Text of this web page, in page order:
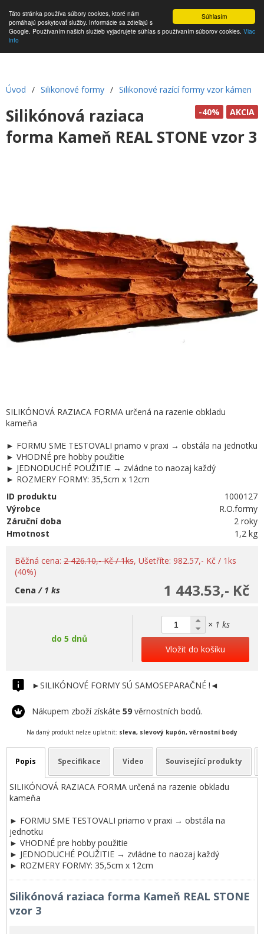
Súhlasím
Táto stránka používa súbory cookies, ktoré nám
pomáhajú poskytovať služby. Informácie sa zdieľajú s
Google. Používaním našich služieb vyjadrujete súhlas s používaním súborov cookies. Viac
info
Úvod / Silikonové formy / Silikonové razící formy vzor kámen
AKCIA
-40%
Silikónová raziaca
forma Kameň REAL STONE vzor 3
SILIKÓNOVÁ RAZIACA FORMA určená na razenie obkladu
kameňa
► FORMU SME TESTOVALI priamo v praxi → obstála na jednotku
► VHODNÉ pre hobby použitie
► JEDNODUCHÉ POUŽITIE → zvládne to naozaj každý
► ROZMERY FORMY: 35,5cm x 12cm
ID produktu
1000127
Výrobce
R.O.formy
Záruční doba
2 roky
Hmotnost
1,2 kg
Běžná cena: 2 426.10,- Kč / 1ks, Ušetříte: 982.57,- Kč / 1ks
(40%)
1 443.53,- Kč
Cena / 1 ks
do 5 dnů
× 1 ks
Vložit do košíku
►SILIKÓNOVÉ FORMY SÚ SAMOSEPARAČNÉ !◄
Nákupem zboží získáte 59 věrnostních bodů.
Na daný produkt nelze uplatnit: sleva, slevový kupón, věrnostní body
Popis Specifikace Video Související produkty
SILIKÓNOVÁ RAZIACA FORMA určená na razenie obkladu
kameňa
► FORMU SME TESTOVALI priamo v praxi → obstála na
jednotku
► VHODNÉ pre hobby použitie
► JEDNODUCHÉ POUŽITIE → zvládne to naozaj každý
► ROZMERY FORMY: 35,5cm x 12cm
Silikónová raziaca forma Kameň REAL STONE
vzor 3